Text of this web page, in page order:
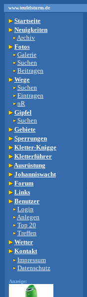
www.teufelsturm.de
Startseite
Neuigkeiten
Archiv
Fotos
Galerie
Suchen
Beitragen
Wege
Suchen
Eintragen
nR
Gipfel
Suchen
Gebiete
Sperrungen
Kletter-Knigge
Kletterführer
Ausrüstung
Johanniswacht
Forum
Links
Benutzer
Login
Anlegen
Top 20
Treffen
Wetter
Kontakt
Impressum
Datenschutz
Anzeige: